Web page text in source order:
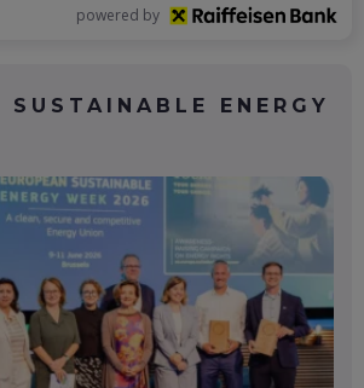
powered by
SUSTAINABLE ENERGY